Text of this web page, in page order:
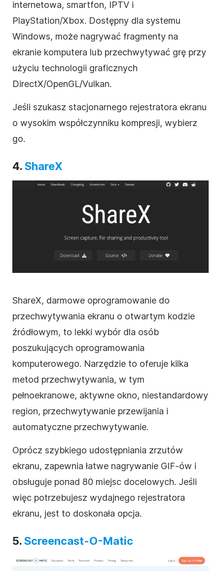
internetowa, smartfon, IPTV i
PlayStation/Xbox. Dostępny dla systemu
Windows, może nagrywać fragmenty na
ekranie komputera lub przechwytywać grę przy
użyciu technologii graficznych
DirectX/OpenGL/Vulkan.
Jeśli szukasz stacjonarnego rejestratora ekranu
o wysokim współczynniku kompresji, wybierz
go.
4.ShareX
ShareX, darmowe oprogramowanie do
przechwytywania ekranu o otwartym kodzie
źródłowym, to lekki wybór dla osób
poszukujących oprogramowania
komputerowego. Narzędzie to oferuje kilka
metod przechwytywania, w tym
pełnoekranowe, aktywne okno, niestandardowy
region, przechwytywanie przewijania i
automatyczne przechwytywanie.
Oprócz szybkiego udostępniania zrzutów
ekranu, zapewnia łatwe nagrywanie GIF-ów i
obsługuje ponad 80 miejsc docelowych. Jeśli
więc potrzebujesz wydajnego rejestratora
ekranu, jest to doskonała opcja.
5.Screencast-O-Matic